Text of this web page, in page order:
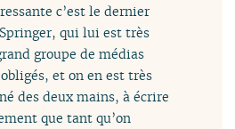
c’est le dernier
qui lui est très
groupe de médias
et on en est très
des deux mains, à écrire
que tant qu’on